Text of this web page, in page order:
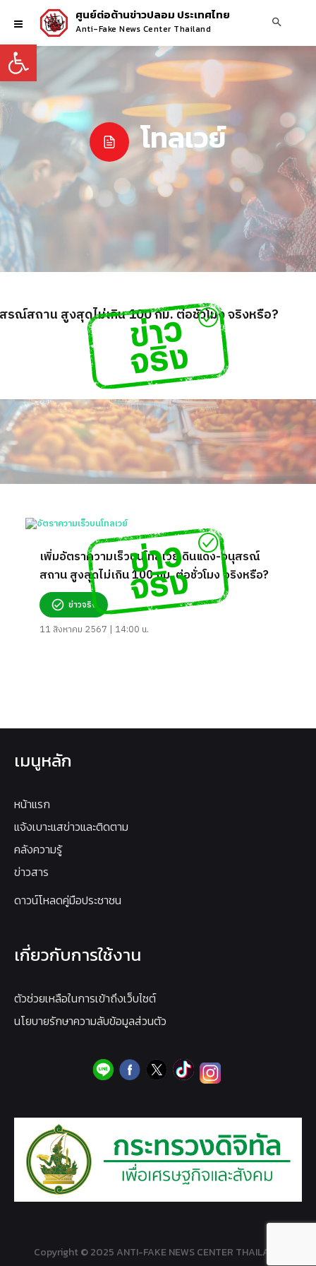
Open toolbar
ศูนย์ต่อต้านข่าวปลอม ประเทศไทย
Anti-Fake News Center Thailand
โทลเวย์
รณ์สถาน สูงสุดไม่เกิน 100 กม. ต่อชั่วโมง จริงหรือ?
เพิ่มอัตราความเร็วบนโทลเวย์ ดินแดง-อนุสรณ์
สถาน สูงสุดไม่เกิน 100 กม. ต่อชั่วโมง จริงหรือ?
ข่าวจริง
11 สิงหาคม 2567 | 14:00 น.
เมนูหลัก
หน้าแรก
แจ้งเบาะแสข่าวและติดตาม
คลังความรู้
ข่าวสาร
ดาวน์โหลดคู่มือประชาชน
เกี่ยวกับการใช้งาน
ตัวช่วยเหลือในการเข้าถึงเว็บไซต์
นโยบายรักษาความลับข้อมูลส่วนตัว
Copyright © 2025 ANTI-FAKE NEWS CENTER THAILAND